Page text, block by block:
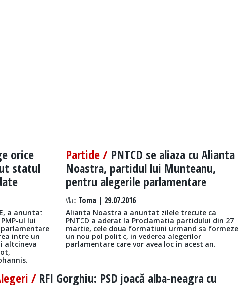
orice
statul
a anuntat
ul lui
parlamentare
intre un
altcineva
Partide / PNTCD se aliaza cu Alianta
Noastra, partidul lui Munteanu,
pentru alegerile parlamentare
Vlad Toma | 29.07.2016
Alianta Noastra a anuntat zilele trecute ca
PNTCD a aderat la Proclamatia partidului din 27
martie, cele doua formatiuni urmand sa formeze
un nou pol politic, in vederea alegerilor
parlamentare care vor avea loc in acest an.
/ RFI Gorghiu: PSD joacă alba-neagra cu